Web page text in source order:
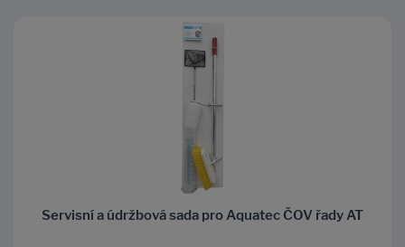
Servisní a údržbová sada pro Aquatec ČOV řady AT